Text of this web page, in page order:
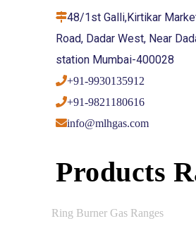
48/1st Galli,Kirtikar
Road, Dadar West, Near
station Mumbai-400028
+91-9930135912
+91-9821180616
info@mlhgas.com
Products
Ring Burner Gas Ranges